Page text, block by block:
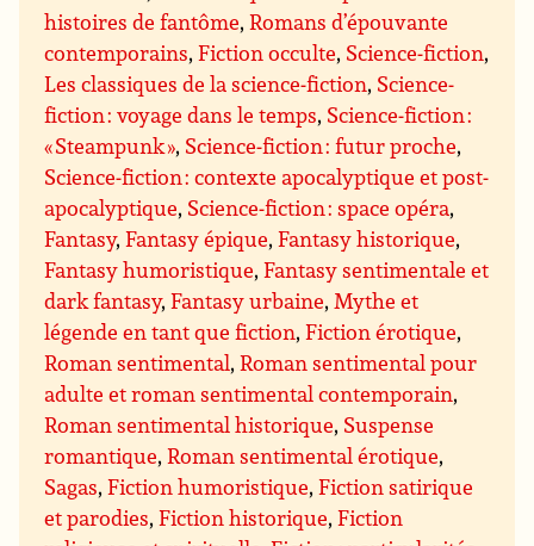
histoires de fantôme,Romans d’épouvante
contemporains,Fiction occulte, Science-fiction,
Les classiques de la science-fiction, Science-
fiction : voyage dans le temps, Science-fiction :
« Steampunk », Science-fiction : futur proche,
Science-fiction : contexte apocalyptique et post-
apocalyptique, Science-fiction : space opéra,
Fantasy,Fantasy épique,Fantasy historique,
Fantasy humoristique,Fantasy sentimentale et
dark fantasy,Fantasy urbaine,Mythe et
légende en tant que fiction,Fiction érotique,
Roman sentimental,Roman sentimental pour
adulte et roman sentimental contemporain,
Roman sentimental historique, Suspense
romantique,Roman sentimental érotique,
Sagas,Fiction humoristique,Fiction satirique
et parodies,Fiction historique,Fiction